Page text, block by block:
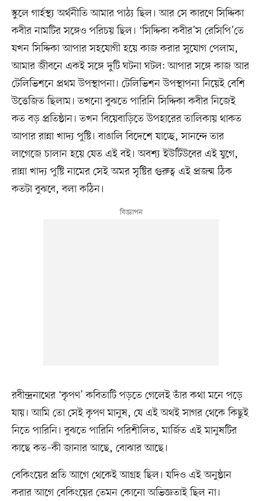
স্কুলে গার্হস্থ্য অর্থনীতি আমার পাঠ্য ছিল। আর সে কারণে সিদ্দিকা
কবীর নামটির সঙ্গেও পরিচয় ছিল। ‘সিদ্দিকা কবীর’স রেসিপি’তে
যখন সিদ্দিকা আপার সহযোগী হয়ে কাজ করার সুযোগ পেলাম,
আমার জীবনে একই সঙ্গে দুটি ঘটনা ঘটল: আপার সঙ্গে কাজ আর
টেলিভিশনে প্রথম উপস্থাপনা। টেলিভিশন উপস্থাপনা নিয়েই বেশি
উত্তেজিত ছিলাম। তখনো বুঝতে পারিনি সিদ্দিকা কবীর নিজেই
কত বড় প্রতিষ্ঠান। তখন বিয়েবাড়িতে উপহারের তালিকায় থাকত
আপার রান্না খাদ্য পুষ্টি। বাঙালি বিদেশে যাচ্ছে, সানন্দে তার
লাগেজে চালান হয়ে যেত এই বই। অবশ্য ইউটিউবের এই যুগে,
রান্না খাদ্য পুষ্টি নামের সেই অমর সৃষ্টির গুরুত্ব এই প্রজন্ম ঠিক
কতটা বুঝবে, বলা কঠিন।
রবীন্দ্রনাথের ‘কৃপণ’ কবিতাটি পড়তে গেলেই তাঁর কথা মনে পড়ে
যায়। আমি তো সেই কৃপণ মানুষ, যে এই অথই সাগর থেকে কিছুই
নিতে পারিনি। বুঝতে পারিনি পরিশীলিত, মার্জিত এই মানুষটির
কাছে কত–কী জানার আছে, বোঝার আছে।
বেকিংয়ের প্রতি আগে থেকেই আগ্রহ ছিল। যদিও এই অনুষ্ঠান
করার আগে বেকিংয়ের তেমন কোনো অভিজ্ঞতাই ছিল না।